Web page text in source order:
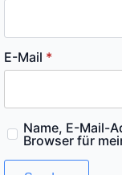
E-Mail *
Name, E-Mail-
Browser für